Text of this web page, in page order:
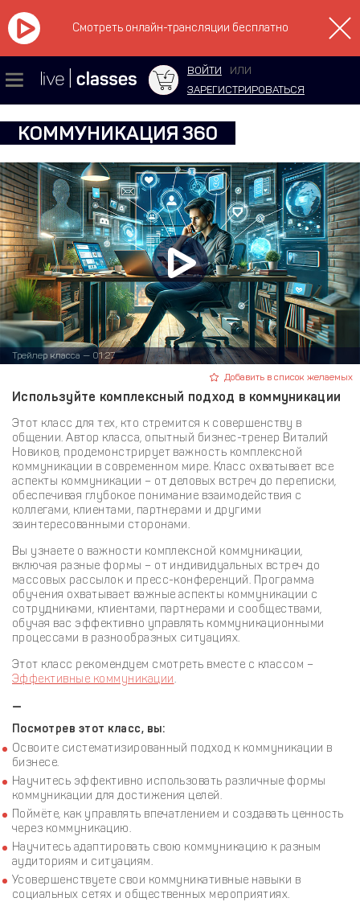
Смотреть онлайн-трансляции бесплатно
ВОЙТИ
ИЛИ
ЗАРЕГИСТРИРОВАТЬСЯ
КОММУНИКАЦИЯ 360
Трейлер класса — 01:27
Добавить в список желаемых
Используйте комплексный подход в коммуникации
Этот класс для тех, кто стремится к совершенству в
общении. Автор класса, опытный бизнес-тренер Виталий
Новиков, продемонстрирует важность комплексной
коммуникации в современном мире. Класс охватывает все
аспекты коммуникации – от деловых встреч до переписки,
обеспечивая глубокое понимание взаимодействия с
коллегами, клиентами, партнерами и другими
заинтересованными сторонами.
Вы узнаете о важности комплексной коммуникации,
включая разные формы – от индивидуальных встреч до
массовых рассылок и пресс-конференций. Программа
обучения охватывает важные аспекты коммуникации с
сотрудниками, клиентами, партнерами и сообществами,
обучая вас эффективно управлять коммуникационными
процессами в разнообразных ситуациях.
Этот класс рекомендуем смотреть вместе с классом –
Эффективные коммуникации.
—
Посмотрев этот класс, вы:
Освоите систематизированный подход к коммуникации в
бизнесе.
Научитесь эффективно использовать различные формы
коммуникации для достижения целей.
Поймёте, как управлять впечатлением и создавать ценность
через коммуникацию.
Научитесь адаптировать свою коммуникацию к разным
аудиториям и ситуациям.
Усовершенствуете свои коммуникативные навыки в
социальных сетях и общественных мероприятиях.